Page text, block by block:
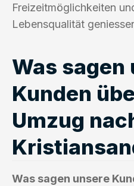
Freizeitmöglichkeiten
Lebensqualität
Was sagen
Kunden
Umzug
Was sagen unsere